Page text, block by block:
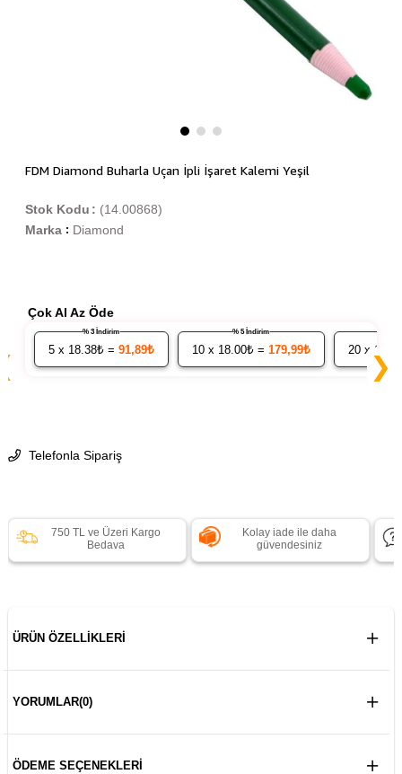
FDM Diamond Buharla Uçan İpli İşaret Kalemi Yeşil
(14.00868)
Stok Kodu
Marka : Diamond
Çok Al Az Öde
5x 18.38₺ = 91,89₺
% 3 İndirim
10x 18.00₺ = 179,99₺
% 5 İndirim
20x
❯
Telefonla Sipariş
750 TL ve Üzeri Kargo
Bedava
Kolay iade ile daha
güvendesiniz
ÜRÜN ÖZELLIKLERI
YORUMLAR(0)
ÖDEME SEÇENEKLERI